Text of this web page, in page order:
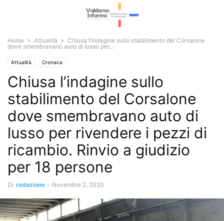
Home Attualità
Chiusa l’indagine sullo stabilimento del Corsalone
dove smembravano auto di lusso per...
Attualità Cronaca
Chiusa l’indagine sullo
stabilimento del Corsalone
dove smembravano auto di
lusso per rivendere i pezzi di
ricambio. Rinvio a giudizio
per 18 persone
Di redazione - Novembre 2, 2020